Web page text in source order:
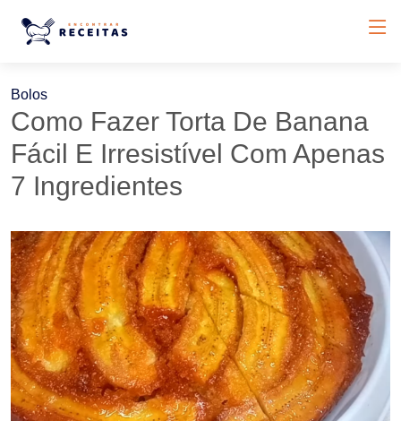
Bolos
Como Fazer Torta De Banana
Fácil E Irresistível Com Apenas
7 Ingredientes